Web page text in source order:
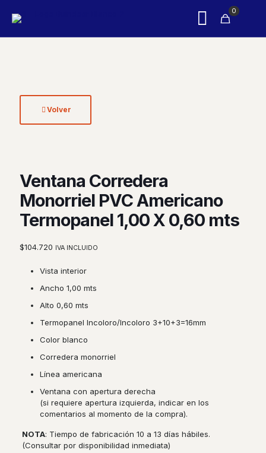
0
Volver
Ventana Corredera
Monorriel PVC Americano
Termopanel 1,00 X 0,60 mts
$104.720 IVA INCLUIDO
Vista interior
Ancho 1,00 mts
Alto 0,60 mts
Termopanel Incoloro/Incoloro 3+10+3=16mm
Color blanco
Corredera monorriel
Línea americana
Ventana con apertura derecha
(si requiere apertura izquierda, indicar en los
comentarios al momento de la compra).
NOTA: Tiempo de fabricación 10 a 13 días hábiles.
(Consultar por disponibilidad inmediata)